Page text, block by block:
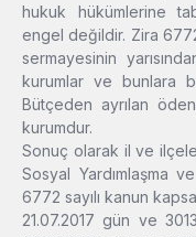
hukuk hükümlerine
engel değildir. Zira
sermayesinin
kurumlar ve bunlara
Bütçeden ayrılan
kurumdur.
Sonuç olarak il ve
Sosyal Yardımlaşma
6772 sayılı kanun
21.07.2017 gün ve